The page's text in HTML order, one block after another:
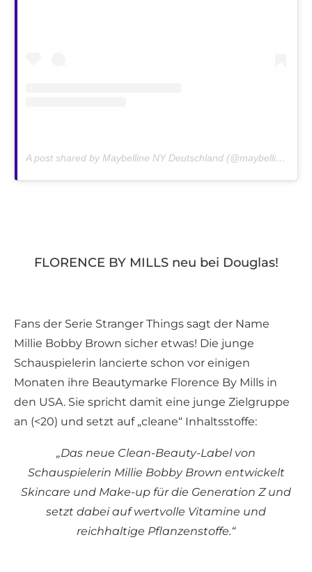
A post shared by Maybelline NY Deutschland (@maybelline_de) on
FLORENCE BY MILLS neu bei Douglas!
Fans der Serie Stranger Things sagt der Name
Millie Bobby Brown sicher etwas! Die junge
Schauspielerin lancierte schon vor einigen
Monaten ihre Beautymarke Florence By Mills in
den USA. Sie spricht damit eine junge Zielgruppe
an (<20) und setzt auf „cleane“ Inhaltsstoffe:
„Das neue Clean-Beauty-Label von
Schauspielerin Millie Bobby Brown entwickelt
Skincare und Make-up für die Generation Z und
setzt dabei auf wertvolle Vitamine und
reichhaltige Pflanzenstoffe.“